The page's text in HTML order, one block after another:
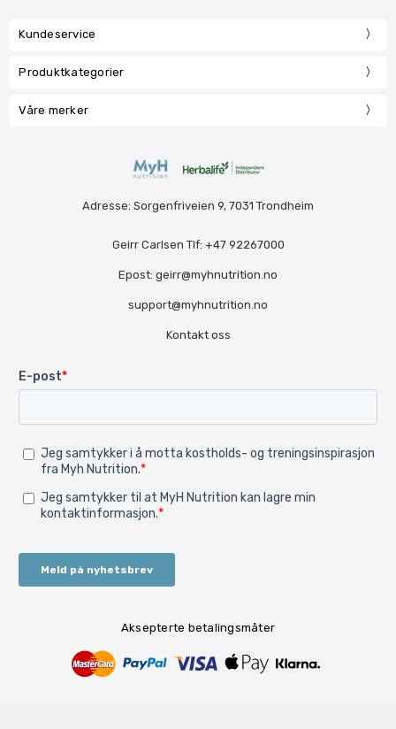
Kundeservice
Produktkategorier
Våre merker
Adresse: Sorgenfriveien 9, 7031 Trondheim
Geirr Carlsen Tlf: +47 92267000
Epost: geirr@myhnutrition.no
support@myhnutrition.no
Kontakt oss
Aksepterte betalingsmåter